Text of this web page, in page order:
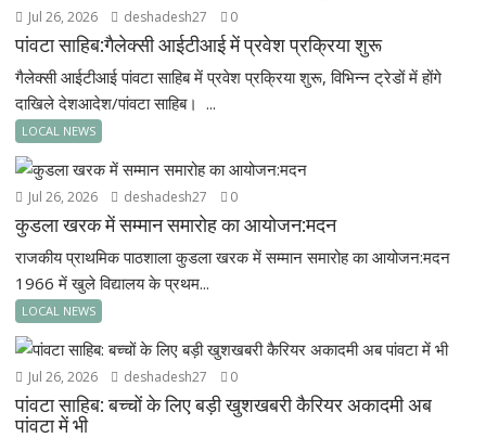
Jul 26, 2026 deshadesh27 0
पांवटा साहिब:गैलेक्सी आईटीआई में प्रवेश प्रक्रिया शुरू
गैलेक्सी आईटीआई पांवटा साहिब में प्रवेश प्रक्रिया शुरू, विभिन्न ट्रेडों में होंगे
दाखिले देशआदेश/पांवटा साहिब। ...
LOCAL NEWS
Jul 26, 2026 deshadesh27 0
कुडला खरक में सम्मान समारोह का आयोजन:मदन
राजकीय प्राथमिक पाठशाला कुडला खरक में सम्मान समारोह का आयोजन:मदन
1966 में खुले विद्यालय के प्रथम...
LOCAL NEWS
Jul 26, 2026 deshadesh27 0
पांवटा साहिब: बच्चों के लिए बड़ी खुशखबरी कैरियर अकादमी अब
पांवटा में भी